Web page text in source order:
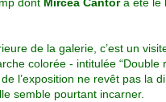
de la galerie, c’est un
colorée - intitulée “Double
l’exposition ne revêt pas la
semble pourtant incarner.